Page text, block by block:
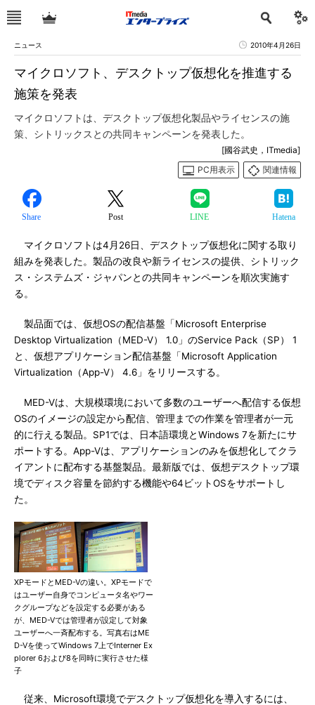
ニュース 2010年4月26日
マイクロソフト、デスクトップ仮想化を推進する
施策を発表
マイクロソフトは、デスクトップ仮想化製品やライセンスの施
策、シトリックスとの共同キャンペーンを発表した。
[國谷武史，ITmedia]
PC用表示
関連情報
Share Post LINE Hatena
マイクロソフトは4月26日、デスクトップ仮想化に関する取り
組みを発表した。製品の改良や新ライセンスの提供、シトリック
ス・システムズ・ジャパンとの共同キャンペーンを順次実施す
る。
製品面では、仮想OSの配信基盤「Microsoft Enterprise
Desktop Virtualization（MED-V） 1.0」のService Pack（SP） 1
と、仮想アプリケーション配信基盤「Microsoft Application
Virtualization（App-V） 4.6」をリリースする。
MED-Vは、大規模環境において多数のユーザーへ配信する仮想
OSのイメージの設定から配信、管理までの作業を管理者が一元
的に行える製品。SP1では、日本語環境とWindows 7を新たにサ
ポートする。App-Vは、アプリケーションのみを仮想化してクラ
イアントに配布する基盤製品。最新版では、仮想デスクトップ環
境でディスク容量を節約する機能や64ビットOSをサポートし
た。
XPモードとMED-Vの違い。XPモードで
はユーザー自身でコンピュータ名やワー
クグループなどを設定する必要がある
が、MED-Vでは管理者が設定して対象
ユーザーへ一斉配布する。写真右はME
D-Vを使ってWindows 7上でInterner Ex
plorer 6および8を同時に実行させた様
子
従来、Microsoft環境でデスクトップ仮想化を導入するには、